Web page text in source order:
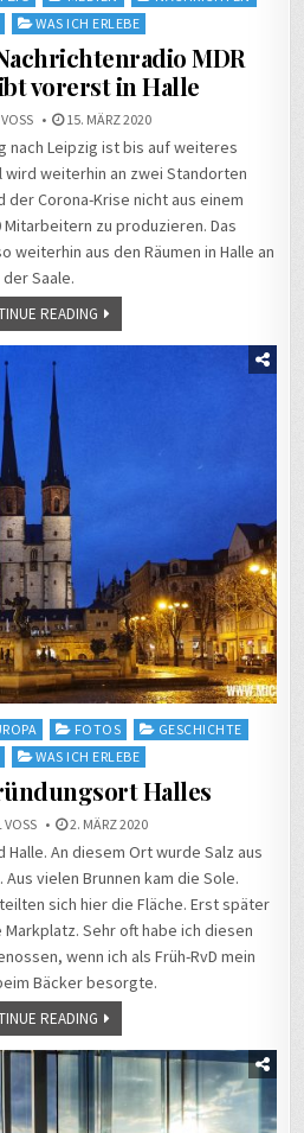
WAS ICH ERLEBE
MDR
vorerst in Halle
15. MÄRZ 2020
nach Leipzig ist bis auf weiteres
wird weiterhin an zwei Standorten
Corona-Krise nicht aus einem
zu produzieren. Das
weiterhin aus den Räumen in Halle an
der Saale.
READING
FOTOS
GESCHICHTE
WAS ICH ERLEBE
Halles
2. MÄRZ 2020
An diesem Ort wurde Salz aus
vielen Brunnen kam die Sole.
sich hier die Fläche. Erst später
Sehr oft habe ich diesen
wenn ich als Früh-RvD mein
Bäcker besorgte.
READING